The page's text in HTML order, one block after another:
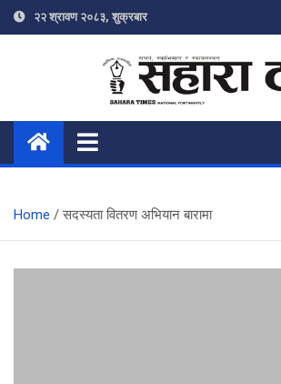
Skip
to
२२ श्रावण २०८३, शुक्रबार
Sahara Times
Online News Portal
Home सदस्यता वितरण अभियान बारामा